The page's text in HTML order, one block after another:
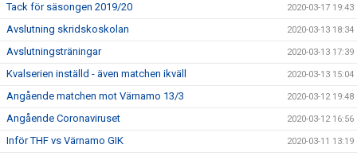
Tack för säsongen 2019/20 2020-03-17 19:43
Avslutning skridskoskolan 2020-03-13 18:34
Avslutningsträningar 2020-03-13 17:39
Kvalserien inställd - även matchen ikväll 2020-03-13 15:04
Angående matchen mot Värnamo 13/3 2020-03-12 19:48
Angående Coronaviruset 2020-03-12 16:56
Inför THF vs Värnamo GIK 2020-03-11 13:19